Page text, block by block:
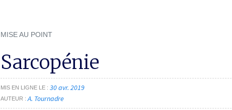
MISE AU POINT
Sarcopénie
MIS EN LIGNE LE 30 avr. 2019
AUTEUR A. Tournadre